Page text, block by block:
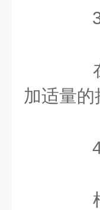
3
在
加适量的
4
根